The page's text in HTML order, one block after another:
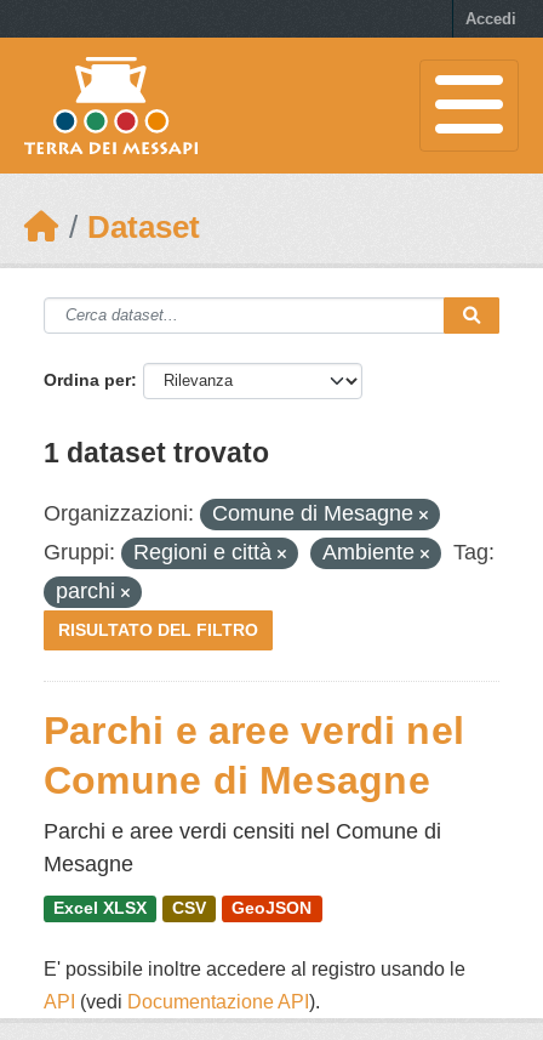
Accedi
Dataset
Ordina per
1 dataset trovato
Organizzazioni:
Comune di Mesagne
Gruppi:
Regioni e città Ambiente
Tag:
parchi
RISULTATO DEL FILTRO
Parchi e aree verdi nel
Comune di Mesagne
Parchi e aree verdi censiti nel Comune di
Mesagne
Excel XLSX CSV GeoJSON
E' possibile inoltre accedere al registro usando le
API (vedi Documentazione API ).